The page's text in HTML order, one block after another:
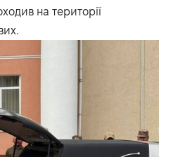
на території